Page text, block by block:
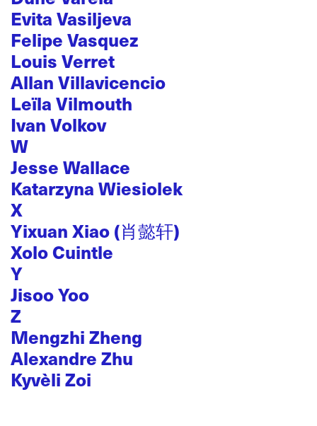
Evita Vasiljeva
Felipe Vasquez
Louis Verret
Allan Villavicencio
Leïla Vilmouth
Ivan Volkov
W
Jesse Wallace
Katarzyna Wiesiolek
X
Yixuan Xiao (肖懿轩)
Xolo Cuintle
Y
Jisoo Yoo
Z
Mengzhi Zheng
Alexandre Zhu
Kyvèli Zoi